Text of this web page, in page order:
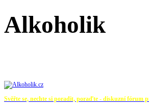
Alkoholik
Svěřte se, nechte si poradit, poraďte - diskuzní fórum